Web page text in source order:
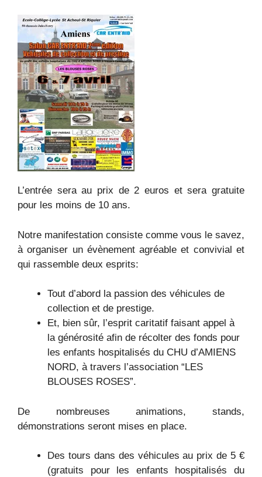
L’entrée sera au prix de 2 euros et sera gratuite
pour les moins de 10 ans.
Notre manifestation consiste comme vous le savez,
à organiser un évènement agréable et convivial et
qui rassemble deux esprits:
Tout d’abord la passion des véhicules de
collection et de prestige.
Et, bien sûr, l’esprit caritatif faisant appel à
la générosité afin de récolter des fonds pour
les enfants hospitalisés du CHU d’AMIENS
NORD, à travers l’association “LES
BLOUSES ROSES”.
De nombreuses animations, stands,
démonstrations seront mises en place.
Des tours dans des véhicules au prix de 5 €
(gratuits pour les enfants hospitalisés du